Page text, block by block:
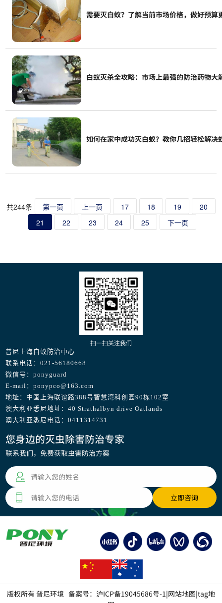
需要灭白蚁？了解当前市场价格，做好预算
白蚁灭杀全攻略：市场上最强的防治药物大
如何在家中成功灭白蚁？教你几招轻松解决
共244条 第一页 上一页 17 18 19
20
21
22 23 24 25 下一页
扫一扫关注我们
普尼上海白蚁防治中心
联系电话：021-56180668
微信号：ponyguard
E-mail：ponypco@163.com
地址：中国上海联谊路388号智慧湾科创园90栋102室
澳大利亚悉尼地址：40 Strathalbyn drive Oatlands
澳大利亚悉尼电话：0411314731
您身边的灭虫除害防治专家
联系我们，免费获取虫害防治方案
版权所有 普尼环境 备案号： 沪ICP备19045686号-1 |网站地图|tag地